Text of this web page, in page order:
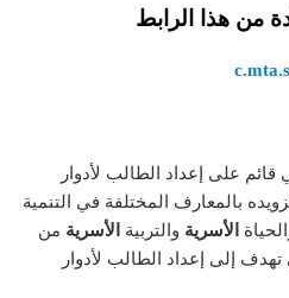
من هذا الرابط
على إعداد الطالب لأدوار
بالمعارف المختلفة في التنمية
الأسرية والتربية الأسرية من
إلى إعداد الطالب لأدوار